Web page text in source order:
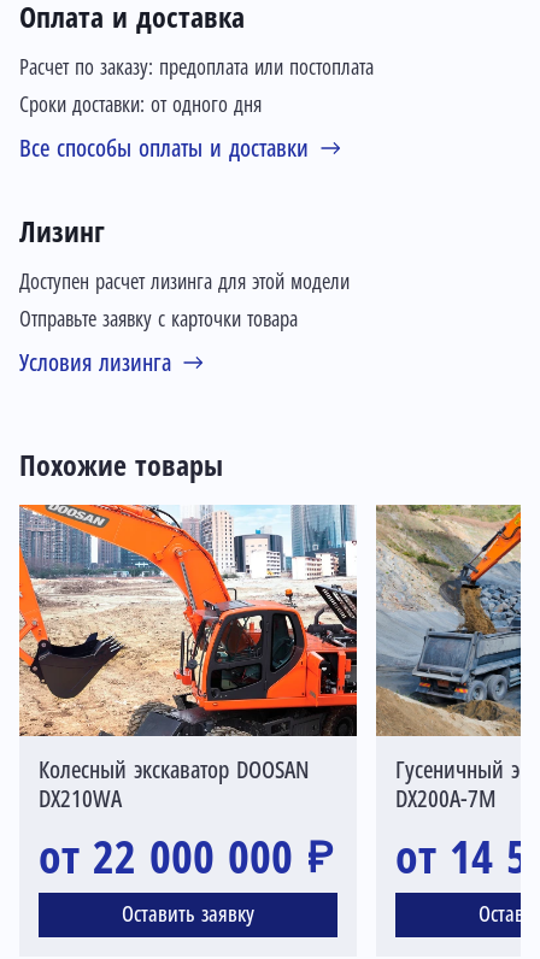
Оплата и доставка
Расчет по заказу: предоплата или постоплата
Сроки доставки: от одного дня
Все способы оплаты и доставки
Лизинг
Доступен расчет лизинга для этой модели
Отправьте заявку с карточки товара
Условия лизинга
Похожие товары
Колесный экскаватор DOOSAN
DX210WA
от 22 000 000 ₽
Оставить заявку
Гусеничный
DX200A-7M
от 14